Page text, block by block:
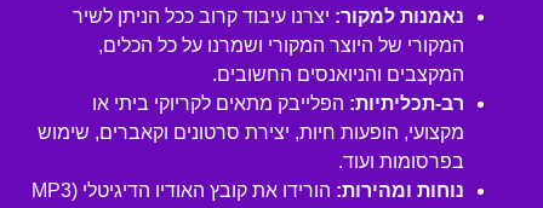
נאמנות למקור: יצרנו עיבוד קרוב ככל הניתן לשיר
המקורי של היוצר המקורי ושמרנו על כל הכלים,
המקצבים והניואנסים החשובים.
רב-תכליתיות: הפלייבק מתאים לקריוקי ביתי או
מקצועי, הופעות חיות, יצירת סרטונים וקאברים, שימוש
בפרסומות ועוד.
נוחות ומהירות:
הורידו את קובץ האודיו הדיגיטלי (MP3